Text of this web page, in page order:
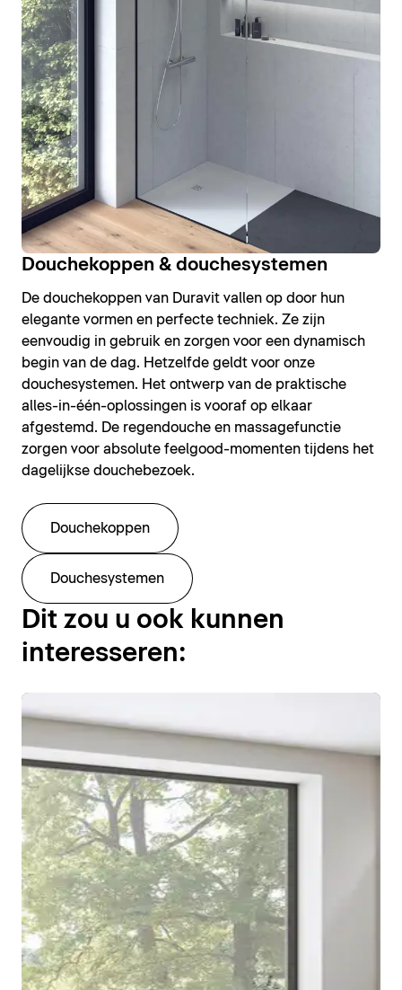
Douchekoppen & douchesystemen
De douchekoppen van Duravit vallen op door hun
elegante vormen en perfecte techniek. Ze zijn
eenvoudig in gebruik en zorgen voor een dynamisch
begin van de dag. Hetzelfde geldt voor onze
douchesystemen. Het ontwerp van de praktische
alles-in-één-oplossingen is vooraf op elkaar
afgestemd. De regendouche en massagefunctie
zorgen voor absolute feelgood-momenten tijdens het
dagelijkse douchebezoek.
Douchekoppen
Douchesystemen
Dit zou u ook kunnen
interesseren: